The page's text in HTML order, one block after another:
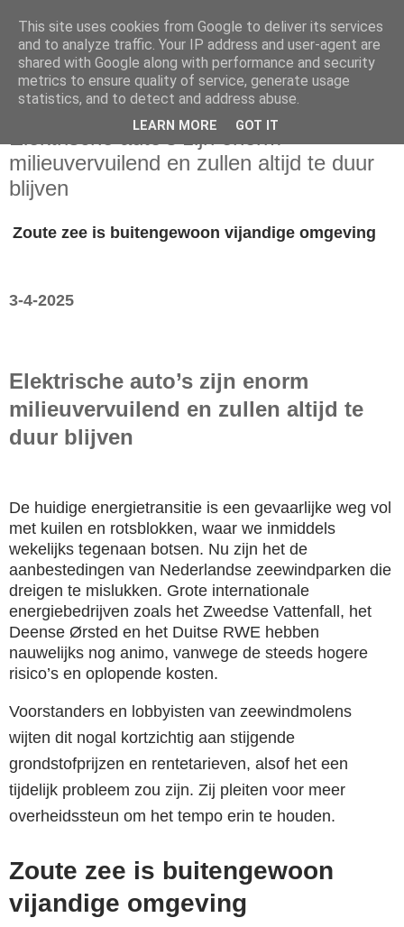
donderdag 3 april 2025
Elektrische auto’s zijn enorm
milieuvervuilend en zullen altijd te duur
blijven
Zoute zee is buitengewoon vijandige omgeving
3-4-2025
Elektrische auto’s zijn enorm
milieuvervuilend en zullen altijd te
duur blijven
De huidige energietransitie is een gevaarlijke weg vol
met kuilen en rotsblokken, waar we inmiddels
wekelijks tegenaan botsen. Nu zijn het de
aanbestedingen van Nederlandse zeewindparken die
dreigen te mislukken. Grote internationale
energiebedrijven zoals het Zweedse Vattenfall, het
Deense Ørsted en het Duitse RWE hebben
nauwelijks nog animo, vanwege de steeds hogere
risico’s en oplopende kosten.
Voorstanders en lobbyisten van zeewindmolens
wijten dit nogal kortzichtig aan stijgende
grondstofprijzen en rentetarieven, alsof het een
tijdelijk probleem zou zijn. Zij pleiten voor meer
overheidssteun om het tempo erin te houden.
Zoute zee is buitengewoon
vijandige omgeving
This site uses cookies from Google to deliver its services
and to analyze traffic. Your IP address and user-agent are
shared with Google along with performance and security
metrics to ensure quality of service, generate usage
statistics, and to detect and address abuse.
LEARN MORE GOT IT